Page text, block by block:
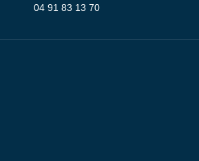
04 91 83 13 70